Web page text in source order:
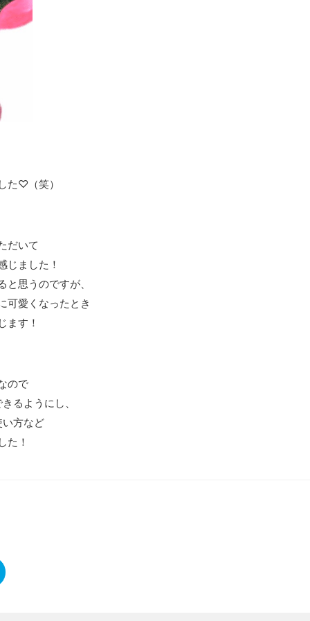
た♡（笑）
だいて
じました！
思うのですが、
可愛くなったとき
ます！
ので
るようにし、
方など
た！